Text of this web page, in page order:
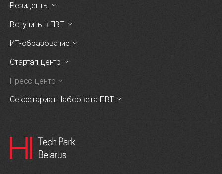
Резиденты
Вступить в ПВТ
ИТ-образование
Стартап-центр
Пресс-центр
Секретариат Набсовета ПВТ